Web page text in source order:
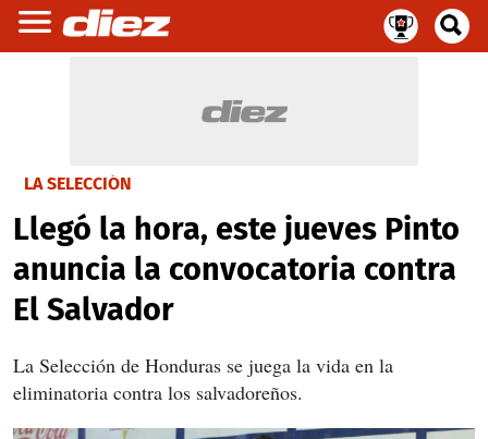
LA SELECCIÓN
Llegó la hora, este jueves Pinto
anuncia la convocatoria contra
El Salvador
La Selección de Honduras se juega la vida en la
eliminatoria contra los salvadoreños.